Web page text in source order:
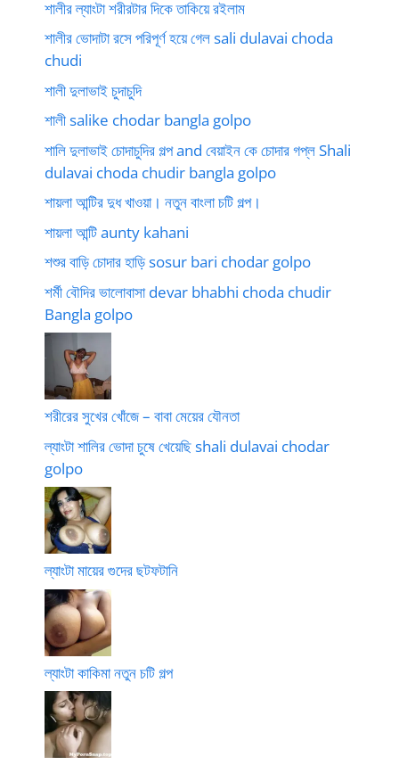
শালীর ল্যাংটা শরীরটার দিকে তাকিয়ে রইলাম
শালীর ভোদাটা রসে পরিপূর্ণ হয়ে গেল sali dulavai choda
chudi
শালী দুলাভাই চুদাচুদি
শালী salike chodar bangla golpo
শালি দুলাভাই চোদাচুদির গল্প and বেয়াইন কে চোদার গপ্ল Shali
dulavai choda chudir bangla golpo
শায়লা আন্টির দুধ খাওয়া। নতুন বাংলা চটি গল্প।
শায়লা আন্টি aunty kahani
শশুর বাড়ি চোদার হাড়ি sosur bari chodar golpo
শর্মী বৌদির ভালোবাসা devar bhabhi choda chudir
Bangla golpo
শরীরের সুখের খোঁজে – বাবা মেয়ের যৌনতা
ল্যাংটা শালির ভোদা চুষে খেয়েছি shali dulavai chodar
golpo
ল্যাংটা মায়ের গুদের ছটফটানি
ল্যাংটা কাকিমা নতুন চটি গল্প